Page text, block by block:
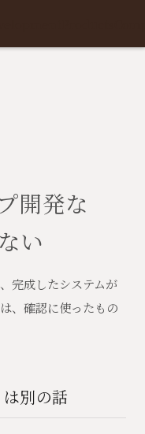
開発な
い
完成したシステムが
、確認に使ったもの
は別の話